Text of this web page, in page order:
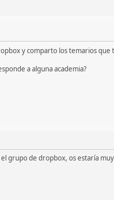
y comparto los temarios que
a alguna academia?
grupo de dropbox, os estaría